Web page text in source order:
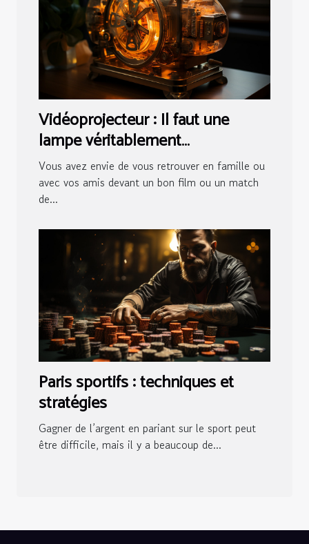
Vidéoprojecteur : Il faut une
lampe véritablement
fonctionnelle !I
Vous avez envie de vous retrouver en famille ou
avec vos amis devant un bon film ou un match
de...
Paris sportifs : techniques et
stratégies
Gagner de l’argent en pariant sur le sport peut
être difficile, mais il y a beaucoup de...